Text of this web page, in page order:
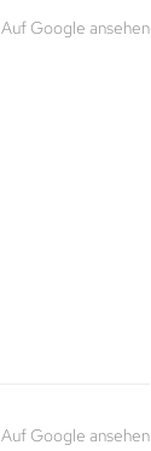
Auf Google ansehen
Auf Google ansehen